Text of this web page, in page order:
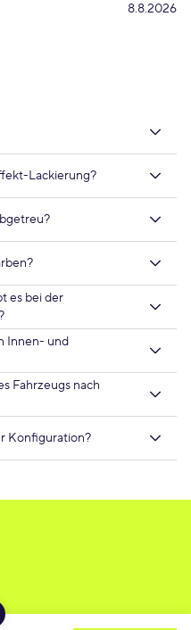
8.8.2026
Lackierung?
es bei der
Innen- und
Fahrzeugs nach
Konfiguration?